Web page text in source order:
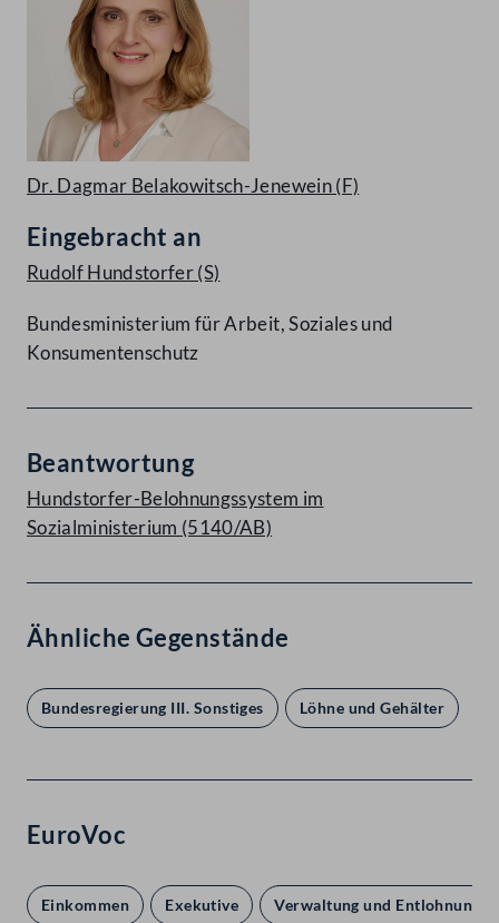
Dr. Dagmar Belakowitsch-Jenewein(F)
Eingebracht an
Rudolf Hundstorfer(S)
Bundesministerium für Arbeit, Soziales und
Konsumentenschutz
Beantwortung
Hundstorfer-Belohnungssystem im
Sozialministerium (5140/AB)
Ähnliche Gegenstände
Bundesregierung III. Sonstiges Löhne und Gehälter
EuroVoc
Einkommen Exekutive Verwaltung und Entlohnung